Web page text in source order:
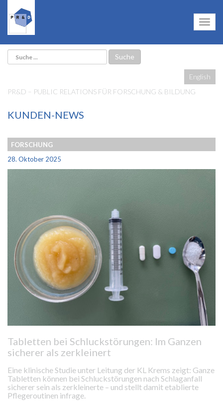
English
PR&D – PUBLIC RELATIONS FÜR FORSCHUNG & BILDUNG
KUNDEN-NEWS
FORSCHUNG
28. Oktober 2025
Tabletten bei Schluckstörungen: Im Ganzen
sicherer als zerkleinert
Eine klinische Studie unter Leitung der KL Krems zeigt: Ganze
Tabletten können bei Schluckstörungen nach Schlaganfall
sicherer sein als zerkleinerte – und stellt damit etablierte
Pflegeroutinen infrage.